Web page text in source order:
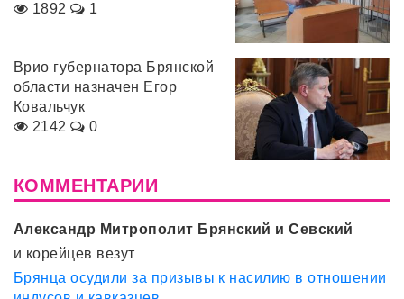
1892
1
Врио губернатора Брянской
области назначен Егор
Ковальчук
2142
0
КОММЕНТАРИИ
Александр Митрополит Брянский и Севский
и корейцев везут
Брянца осудили за призывы к насилию в отношении